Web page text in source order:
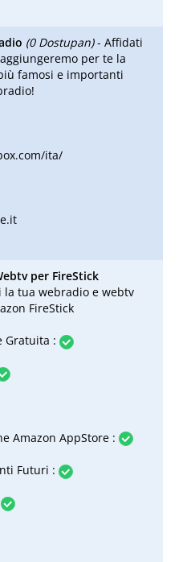
(0 Dostupan)- Affidati
per te la
famosi e importanti
ita/
per FireStick
la tua webradio e webtv
FireStick
Gratuita :
Amazon AppStore :
Futuri :